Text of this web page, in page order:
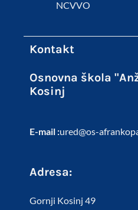
NCVVO
Kontakt
Osnovna škola
Kosinj
E-mail :ured@os-
Adresa:
Gornji Kosinj 49